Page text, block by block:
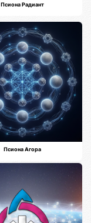
Псиона Радиант
Псиона Агора